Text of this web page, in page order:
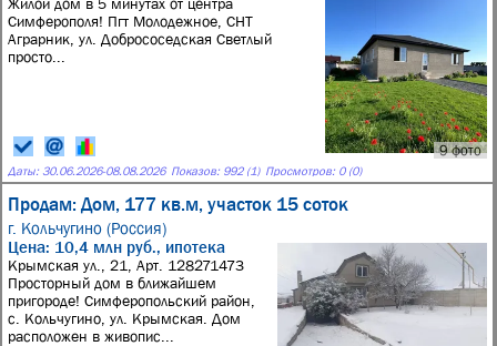
9 фото
Симферополя! Пгт Молодежное, СНТ
Аграрник, ул. Добрососедская Светлый
просто...
Даты: 30.06.2026-08.08.2026 Показов: 992 (1) Просмотров: 0 (0)
Продам: Дом, 177 кв.м, участок 15 соток
г. Кольчугино (Россия)
Цена: 10,4 млн руб., ипотека
Крымская ул., 21, Арт. 128271473
Просторный дом в ближайшем
пригороде! Симферопольский район,
с. Кольчугино, ул. Крымская. Дом
расположен в живопис...